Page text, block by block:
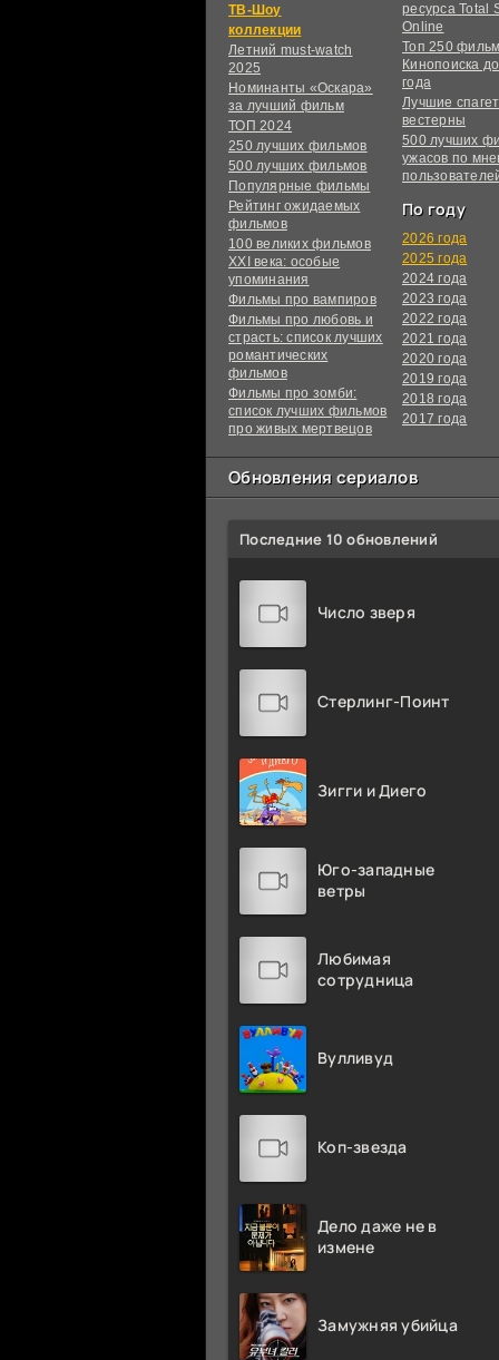
ТВ-Шоу
коллекции
Летний must-watch
2025
Номинанты «Оскара»
за лучший фильм
ТОП 2024
250 лучших фильмов
500 лучших фильмов
Популярные фильмы
Рейтинг ожидаемых
фильмов
100 великих фильмов
XXI века: особые
упоминания
Фильмы про вампиров
Фильмы про любовь и
страсть: список лучших
романтических
фильмов
Фильмы про зомби:
список лучших фильмов
про живых мертвецов
ресурса Total
Online
Топ 250
Кинопоиска
года
Лучшие
вестерны
500 лучших
ужасов по
По году
2026 года
2025 года
2024 года
2023 года
2022 года
2021 года
2020 года
2019 года
2018 года
2017 года
Обновления сериалов
Последние 10 обновлений
Число зверя
Стерлинг-Поинт
Зигги и Диего
Юго-западные
ветры
Любимая
сотрудница
Вулливуд
Коп-звезда
Дело даже не в
измене
Замужняя убийца